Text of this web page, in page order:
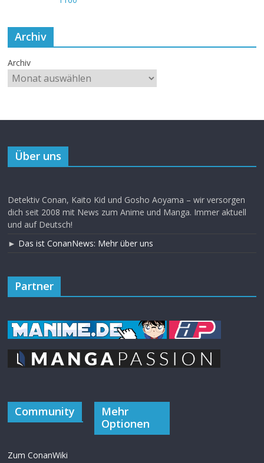
Archiv
Archiv
Über uns
Detektiv Conan, Kaito Kid und Gosho Aoyama – wir versorgen
dich seit 2008 mit News zum Anime und Manga. Immer aktuell
und auf Deutsch!
► Das ist ConanNews: Mehr über uns
Partner
Community
Zum ConanWiki
Mehr
Optionen